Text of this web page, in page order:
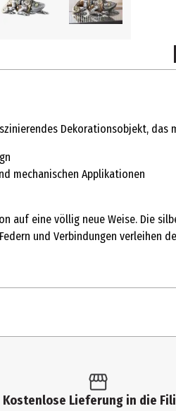
Dekorationsobjekt,
mechanischen Applikationen
auf eine völlig neue Weise. Die
und Verbindungen verleihen
Keramikfiguren
Kostenlose Lieferung in die